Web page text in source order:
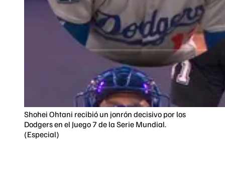
Shohei Ohtani recibió un jonrón decisivo por los
Dodgers en el Juego 7 de la Serie Mundial.
(Especial)